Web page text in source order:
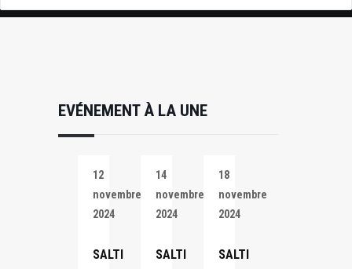
EVÉNEMENT À LA UNE
12
novembre
2024
SALTI
14
novembre
2024
SALTI
18
novembre
2024
SALTI